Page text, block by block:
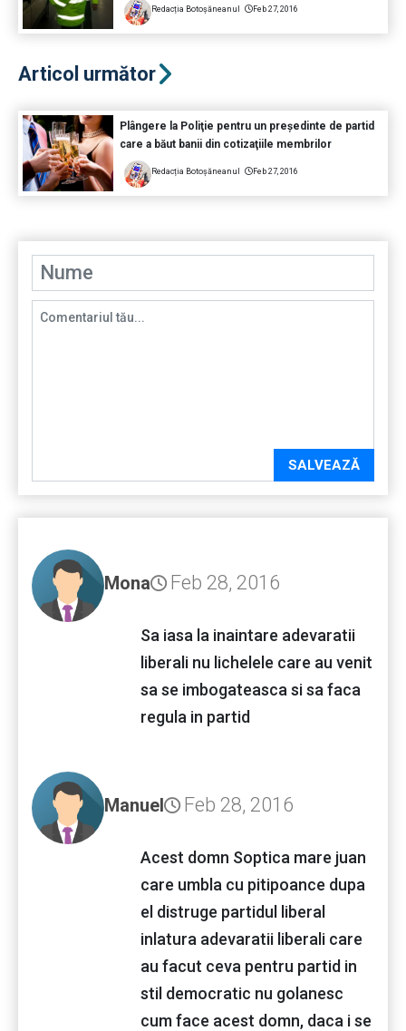
Redacția Botoșăneanul Feb 27, 2016
Articol următor
Plângere la Poliţie pentru un preşedinte de partid
care a băut banii din cotizaţiile membrilor
Redacția Botoșăneanul Feb 27, 2016
SALVEAZĂ
Mona Feb 28, 2016
Sa iasa la inaintare adevaratii
liberali nu lichelele care au venit
sa se imbogateasca si sa faca
regula in partid
Manuel Feb 28, 2016
Acest domn Soptica mare juan
care umbla cu pitipoance dupa
el distruge partidul liberal
inlatura adevaratii liberali care
au facut ceva pentru partid in
stil democratic nu golanesc
cum face acest domn, daca i se